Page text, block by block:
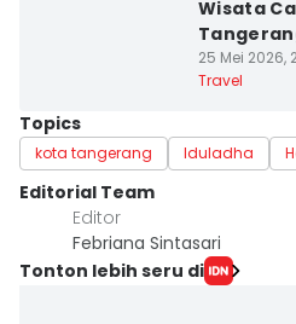
Wisata
25 Mei 2026,
Travel
Topics
kota tangerang Iduladha
Editorial Team
Editor
Febriana Sintasari
Tonton lebih seru di